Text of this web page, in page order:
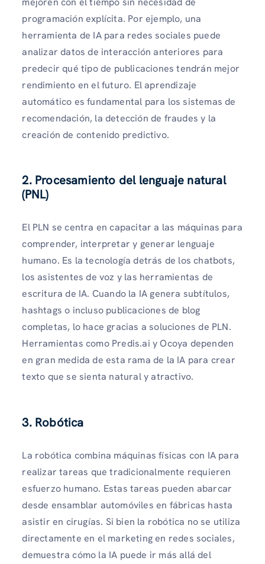
programación explícita. Por ejemplo, una
herramienta de IA para redes sociales puede
analizar datos de interacción anteriores para
predecir qué tipo de publicaciones tendrán mejor
rendimiento en el futuro. El aprendizaje
automático es fundamental para los sistemas de
recomendación, la detección de fraudes y la
creación de contenido predictivo.
2. Procesamiento del lenguaje natural
(PNL)
El PLN se centra en capacitar a las máquinas para
comprender, interpretar y generar lenguaje
humano. Es la tecnología detrás de los chatbots,
los asistentes de voz y las herramientas de
escritura de IA. Cuando la IA genera subtítulos,
hashtags o incluso publicaciones de blog
completas, lo hace gracias a soluciones de PLN.
Herramientas como Predis.ai y Ocoya dependen
en gran medida de esta rama de la IA para crear
texto que se sienta natural y atractivo.
3. Robótica
La robótica combina máquinas físicas con IA para
realizar tareas que tradicionalmente requieren
esfuerzo humano. Estas tareas pueden abarcar
desde ensamblar automóviles en fábricas hasta
asistir en cirugías. Si bien la robótica no se utiliza
directamente en el marketing en redes sociales,
demuestra cómo la IA puede ir más allá del